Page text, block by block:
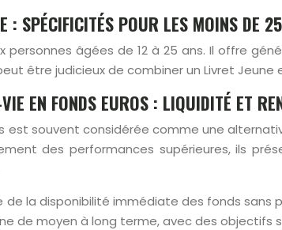
: SPÉCIFICITÉS POUR LES MOINS DE
personnes âgées de 12 à 25 ans. Il offre
être judicieux de combiner un Livret
EN FONDS EUROS : LIQUIDITÉ ET
est souvent considérée comme une
des performances supérieures, ils
de la disponibilité immédiate des fonds
de moyen à long terme, avec des